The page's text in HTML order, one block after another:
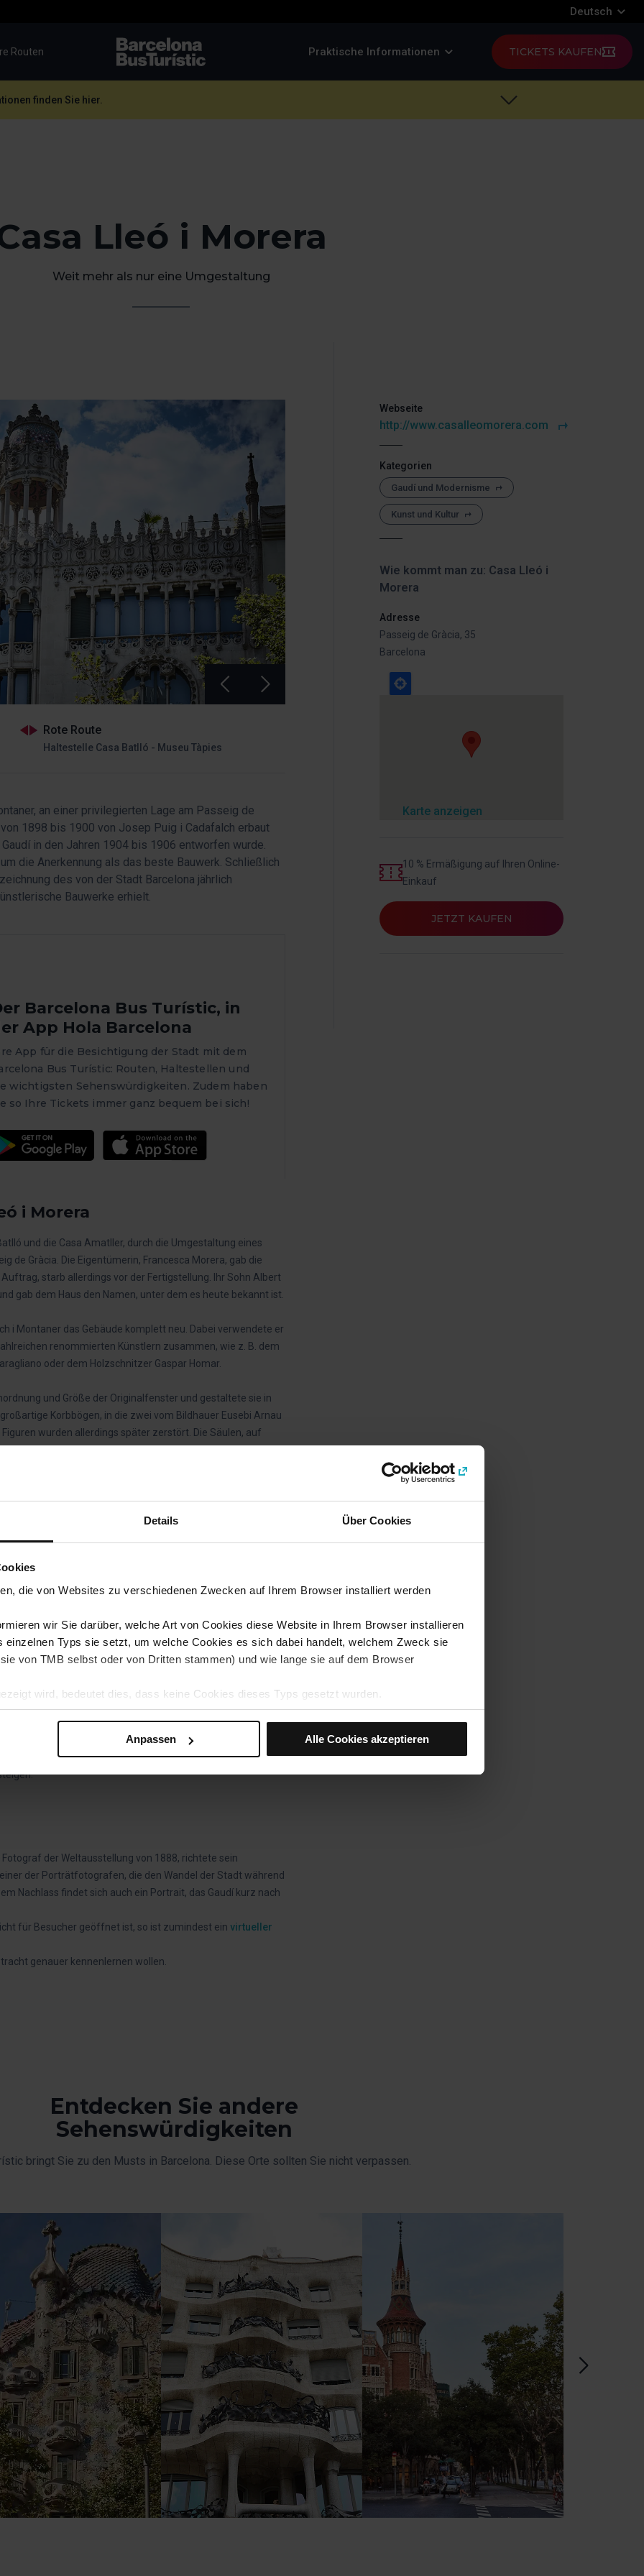
Details Über Cookies
die von Websites zu verschiedenen Zwecken auf Ihrem Browser installiert werden
wir Sie darüber, welche Art von Cookies diese Website in Ihrem Browser installieren
einzelnen Typs sie setzt, um welche Cookies es sich dabei handelt, welchem Zweck sie
von TMB selbst oder von Dritten stammen) und wie lange sie auf dem Browser
wird, bedeutet dies, dass keine Cookies dieses Typs gesetzt wurden.
akzeptieren“ wählen, erlauben Sie die Installation all dieser Cookies in Ihrem Browser.
den einzelnen Cookie-Typen können Sie angeben, ob Sie die Installation dieser Art von
Einstellungen klicken Sie auf „Auswählen und konfigurieren“. Danach werden nur noch
können dann nur die
Cookies-Richtlinie
jederzeit anpassen, indem Sie auf die Option „Cookies verwalten“ im unteren Menü
Anpassen Alle Cookies akzeptieren
Deutsch
Routen Praktische Informationen TICKETS KAUFEN
finden Sie hier.
Lleó i Morera
Weit mehr als nur eine Umgestaltung
Rote Route
Haltestelle Casa Batlló - Museu Tàpies
an einer privilegierten Lage am Passeig de
1898 bis 1900 von Josep Puig i Cadafalch erbaut
in den Jahren 1904 bis 1906 entworfen wurde.
die Anerkennung als das beste Bauwerk. Schließlich
des von der Stadt Barcelona jährlich
Bauwerke erhielt.
Barcelona Bus Turístic, in
App Hola Barcelona
App für die Besichtigung der Stadt mit dem
Bus Turístic: Routen, Haltestellen und
wichtigsten Sehenswürdigkeiten. Zudem haben
so Ihre Tickets immer ganz bequem bei sich!
i Morera
und die Casa Amatller, durch die Umgestaltung eines
de Gràcia. Die Eigentümerin, Francesca Morera, gab die
starb allerdings vor der Fertigstellung. Ihr Sohn Albert
gab dem Haus den Namen, unter dem es heute bekannt ist.
i Montaner das Gebäude komplett neu. Dabei verwendete er
renommierten Künstlern zusammen, wie z. B. dem
oder dem Holzschnitzer Gaspar Homar.
und Größe der Originalfenster und gestaltete sie in
Korbbögen, in die zwei vom Bildhauer Eusebi Arnau
wurden allerdings später zerstört. Die Säulen, auf
dekoriert, Symbol der beiden Nachnamen des
Galerie mit vier Säulen, die an den Balkon des
länglich, während die Balkone in der darüberliegenden
Arnau gefertigten Frauenfiguren, die den technologischen
Fonografie und Telefonie. Der kleine Tempel, der die
der Stadt Barcelona, weswegen erst die entsprechende
, mit einigen der besterhaltenen Ausstellungstücke
Marmor, „Sgraffito‟ ... Das Haus kann heutzutage zwar
imNationalen Kunstmuseum von Katalonienausgestellt.
entworfenen Arbeiten, die mit Holzschnitzereien,
dieser Arbeiten erkennt man die enge Zusammenarbeit
Haltestelle Casa Batlló – Fundació Antoni TàpiesderRoten
der Weltausstellung von 1888, richtete sein
der Porträtfotografen, die den Wandel der Stadt während
Nachlass findet sich auch ein Portrait, das Gaudí kurz nach
für Besucher geöffnet ist, so ist zumindest ein virtueller
genauer kennenlernen wollen.
Webseite
http://www.casalleomorera.com
Kategorien
Gaudí und Modernisme
Kunst und Kultur
Wie kommt man zu: Casa Lleó i
Morera
Adresse
Passeig de Gràcia, 35
Barcelona
Karte anzeigen
10 % Ermäßigung auf Ihren Online-
Einkauf
JETZT KAUFEN
Entdecken Sie andere
Sehenswürdigkeiten
bringt Sie zu den Musts in Barcelona. Diese Orte sollten Sie nicht verpassen.